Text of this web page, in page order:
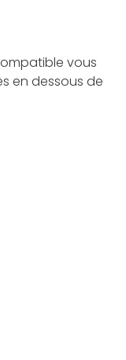
vous
en dessous de